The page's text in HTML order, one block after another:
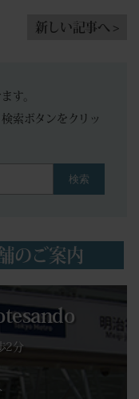
新しい記事へ >
す。
索ボタンをクリッ
検索
のご案内
2分